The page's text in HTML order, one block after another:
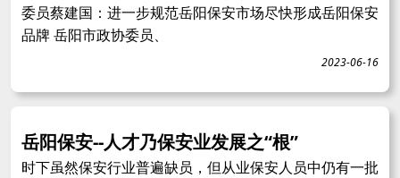
委员蔡建国：进一步规范岳阳保安市场尽快形成岳阳保安
品牌 岳阳市政协委员、
2023-06-16
岳阳保安--人才乃保安业发展之“根”
时下虽然保安行业普遍缺员，但从业保安人员中仍有一批